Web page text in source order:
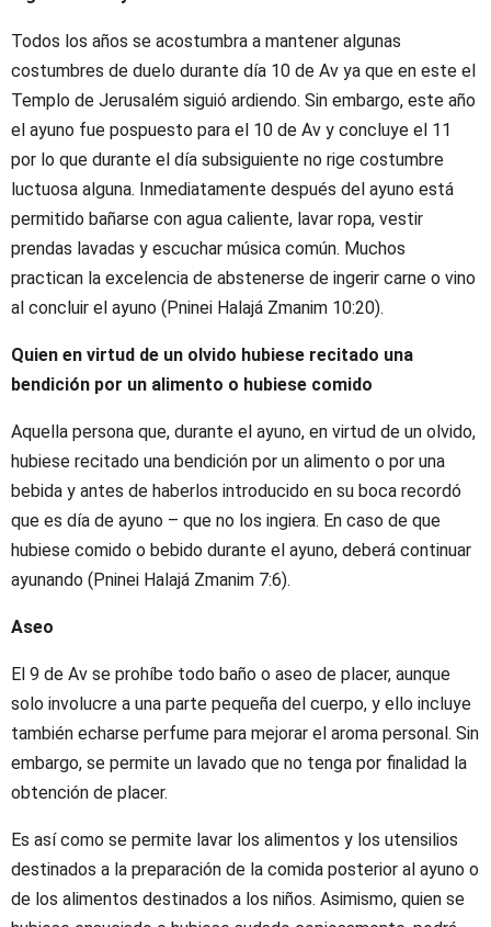
Todos los años se acostumbra a mantener algunas
costumbres de duelo durante día 10 de Av ya que en este el
Templo de Jerusalém siguió ardiendo. Sin embargo, este año
el ayuno fue pospuesto para el 10 de Av y concluye el 11
por lo que durante el día subsiguiente no rige costumbre
luctuosa alguna. Inmediatamente después del ayuno está
permitido bañarse con agua caliente, lavar ropa, vestir
prendas lavadas y escuchar música común. Muchos
practican la excelencia de abstenerse de ingerir carne o vino
al concluir el ayuno (Pninei Halajá Zmanim 10:20).
Quien en virtud de un olvido hubiese recitado una
bendición por un alimento o hubiese comido
Aquella persona que, durante el ayuno, en virtud de un olvido,
hubiese recitado una bendición por un alimento o por una
bebida y antes de haberlos introducido en su boca recordó
que es día de ayuno – que no los ingiera. En caso de que
hubiese comido o bebido durante el ayuno, deberá continuar
ayunando (Pninei Halajá Zmanim 7:6).
Aseo
El 9 de Av se prohíbe todo baño o aseo de placer, aunque
solo involucre a una parte pequeña del cuerpo, y ello incluye
también echarse perfume para mejorar el aroma personal. Sin
embargo, se permite un lavado que no tenga por finalidad la
obtención de placer.
Es así como se permite lavar los alimentos y los utensilios
destinados a la preparación de la comida posterior al ayuno o
de los alimentos destinados a los niños. Asimismo, quien se